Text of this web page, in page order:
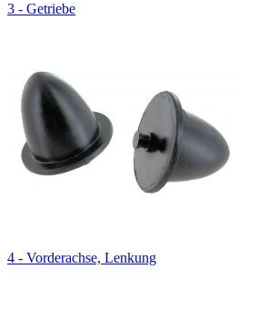
3 - Getriebe
4 - Vorderachse, Lenkung